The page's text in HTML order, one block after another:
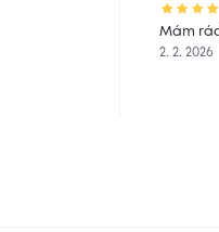
Mám
2. 2. 2026